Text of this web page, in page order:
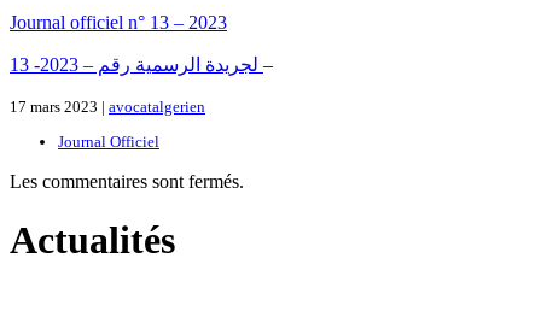
Journal officiel n° 13 – 2023
–
17 mars 2023 | avocatalgerien
Journal Officiel
Les commentaires sont fermés.
Actualités